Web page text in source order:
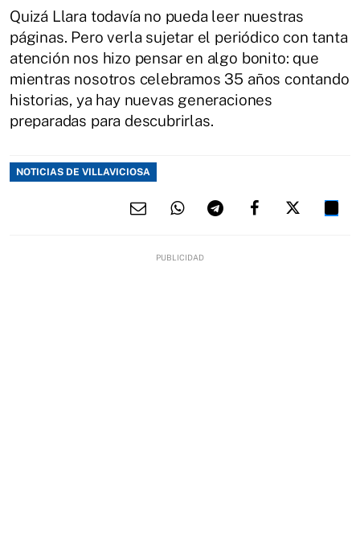
Quizá Llara todavía no pueda leer nuestras
páginas. Pero verla sujetar el periódico con tanta
atención nos hizo pensar en algo bonito: que
mientras nosotros celebramos 35 años contando
historias, ya hay nuevas generaciones
preparadas para descubrirlas.
NOTICIAS DE VILLAVICIOSA